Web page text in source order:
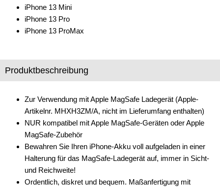
Lautsprecherkabel
Lenkradadapter
Marderschutz
Multimediainterface
Parkscheiben
Radioadapter
Radioblenden
Radioeinbausets
iPhone 13 Mini
iPhone 13 Pro
iPhone 13 ProMax
Produktbeschreibung
Zur Verwendung mit Apple MagSafe Ladegerät (Apple-
Artikelnr. MHXH3ZM/A, nicht im Lieferumfang enthalten)
NUR kompatibel mit Apple MagSafe-Geräten oder Apple
MagSafe-Zubehör
Bewahren Sie Ihren iPhone-Akku voll aufgeladen in einer
Halterung für das MagSafe-Ladegerät auf, immer in Sicht-
und Reichweite!
Ordentlich, diskret und bequem. Maßanfertigung mit